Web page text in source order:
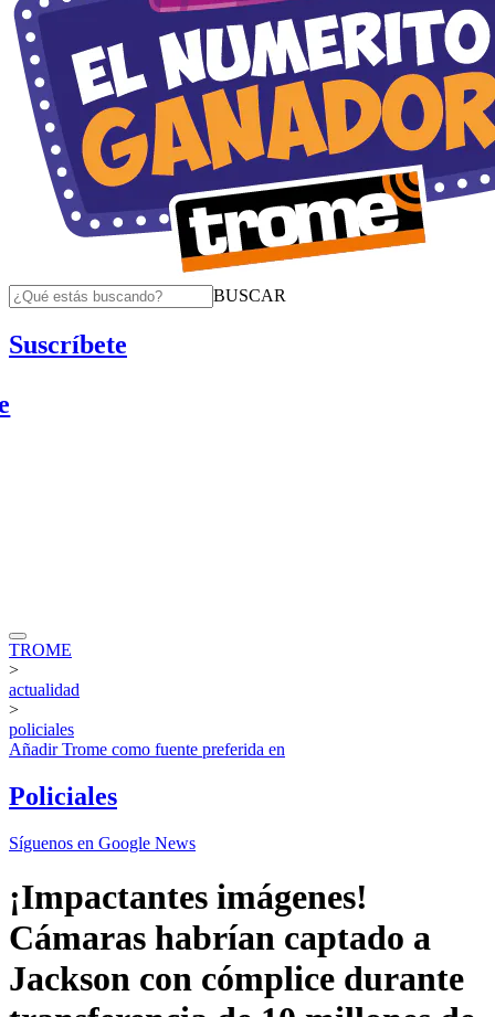
BUSCAR
Suscríbete
TROME
>
actualidad
>
policiales
AñadirTrome como fuente preferida en
Policiales
Síguenos en Google News
¡Impactantes imágenes!
Cámaras habrían captado a
Jackson con cómplice durante